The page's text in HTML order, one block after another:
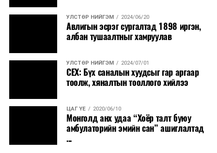
УЛСТӨР НИЙГЭМ 2024/06/20
Авлигын эсрэг сургалтад 1898 иргэн,
албан тушаалтныг хамруулав
УЛСТӨР НИЙГЭМ 2024/07/01
СЕХ: Бүх саналын хуудсыг гар аргаар
тоолж, хяналтын тооллого хийлээ
ЦАГ ҮЕ 2020/06/10
Монголд анх удаа “Хоёр талт буюу
амбулаторийн эмийн сан” ашиглалтад
...